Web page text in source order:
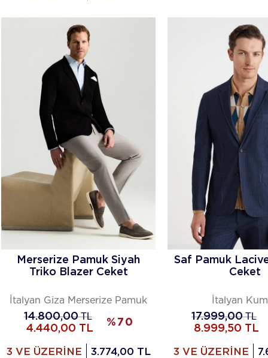
Merserize Pamuk Siyah
Triko Blazer Ceket
İtalyan Giza Merserize Pamuk
14.800,00TL
4.440,00 TL
% 70
3 VE ÜZERİNE 3.774,00 TL
Saf Pamuk
Ceket
İtalyan
17.999,00TL
8.999,50 TL
3 VE ÜZERİNE